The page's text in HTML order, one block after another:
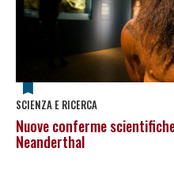
SCIENZA E RICERCA
Nuove conferme
Neanderthal